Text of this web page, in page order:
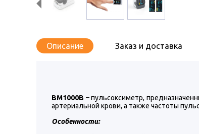
Описание Заказ и доставка
BM1000B –пульсоксиметр,
артериальной крови, а также частоты
Особенности: